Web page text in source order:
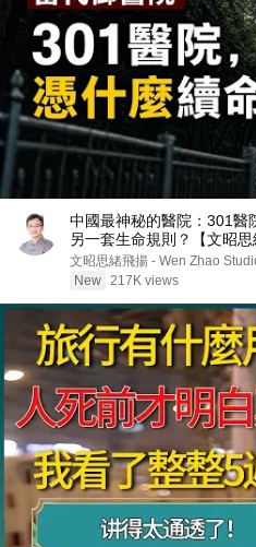
中國最神秘的醫院：301醫
另一套生命規則？【文昭思
文昭思緒飛揚 - Wen Zhao
New 217K views